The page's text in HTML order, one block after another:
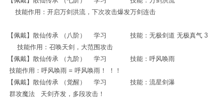
技能作用：开启万剑洪流，下次攻击爆发万剑连击
【佩戴】散仙传承 （八阶） 学习 技能：无极剑道 无极真气 3
技能作用：召唤天剑，大范围攻击
【佩戴】散仙传承 （九阶） 学习 技能：呼风唤雨
技能作用：呼风唤雨 = 呼风唤雨！ ！！
【佩戴】散仙传承 （觉醒） 学习 技能：流星剑瀑
群攻魔法 天剑齐发，多段攻击！